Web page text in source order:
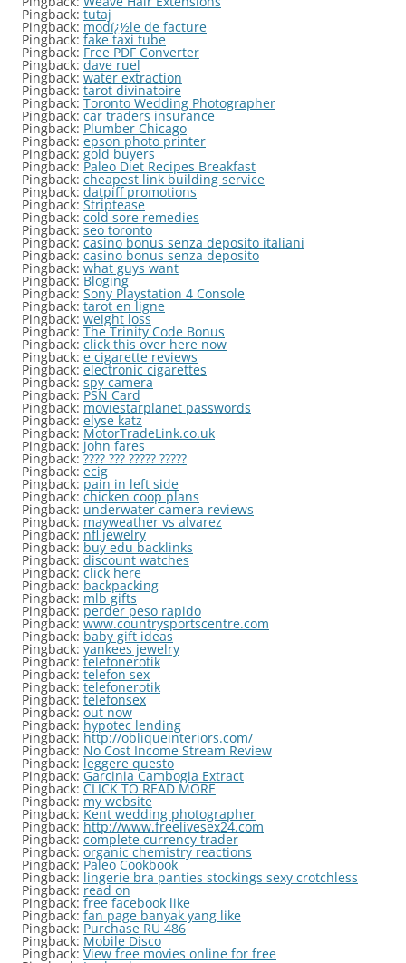
Pingback: tutaj
Pingback: modï¿½le de facture
Pingback: fake taxi tube
Pingback: Free PDF Converter
Pingback: dave ruel
Pingback: water extraction
Pingback: tarot divinatoire
Pingback: Toronto Wedding Photographer
Pingback: car traders insurance
Pingback: Plumber Chicago
Pingback: epson photo printer
Pingback: gold buyers
Pingback: Paleo Diet Recipes Breakfast
Pingback: cheapest link building service
Pingback: datpiff promotions
Pingback: Striptease
Pingback: cold sore remedies
Pingback: seo toronto
Pingback: casino bonus senza deposito italiani
Pingback: casino bonus senza deposito
Pingback: what guys want
Pingback: Bloging
Pingback: Sony Playstation 4 Console
Pingback: tarot en ligne
Pingback: weight loss
Pingback: The Trinity Code Bonus
Pingback: click this over here now
Pingback: e cigarette reviews
Pingback: electronic cigarettes
Pingback: spy camera
Pingback: PSN Card
Pingback: moviestarplanet passwords
Pingback: elyse katz
Pingback: MotorTradeLink.co.uk
Pingback: john fares
Pingback:???? ??? ????? ?????
Pingback: ecig
Pingback: pain in left side
Pingback: chicken coop plans
Pingback: underwater camera reviews
Pingback: mayweather vs alvarez
Pingback: nfl jewelry
Pingback: buy edu backlinks
Pingback: discount watches
Pingback: click here
Pingback: backpacking
Pingback: mlb gifts
Pingback: perder peso rapido
Pingback: www.countrysportscentre.com
Pingback: baby gift ideas
Pingback: yankees jewelry
Pingback: telefonerotik
Pingback: telefon sex
Pingback: telefonerotik
Pingback: telefonsex
Pingback: out now
Pingback: hypotec lending
Pingback: http://obliqueinteriors.com/
Pingback: No Cost Income Stream Review
Pingback: leggere questo
Pingback: Garcinia Cambogia Extract
Pingback: CLICK TO READ MORE
Pingback: my website
Pingback: Kent wedding photographer
Pingback: http://www.freelivesex24.com
Pingback: complete currency trader
Pingback: organic chemistry reactions
Pingback: Paleo Cookbook
Pingback: lingerie bra panties stockings sexy crotchless
Pingback: read on
Pingback: free facebook like
Pingback: fan page banyak yang like
Pingback: Purchase RU 486
Pingback: Mobile Disco
Pingback: View free movies online for free